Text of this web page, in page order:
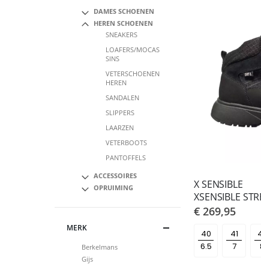
X SENSIBLE
€ 269,95
40 41
DAMES SCHOENEN
HEREN SCHOENEN
SNEAKERS
LOAFERS/MOCAS
SINS
VETERSCHOENEN
HEREN
SANDALEN
SLIPPERS
LAARZEN
VETERBOOTS
PANTOFFELS
ACCESSOIRES
OPRUIMING
MERK
Berkelmans
Gijs